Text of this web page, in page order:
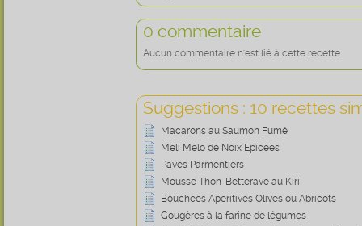
0 commentaire
Aucun commentaire n'est lié à cette recette
Suggestions : 10 recettes
Macarons au Saumon Fumé
Méli Mélo de Noix Epicées
Pavés Parmentiers
Mousse Thon-Betterave au Kiri
Bouchées Apéritives Olives ou Abricots
Gougères à la farine de légumes